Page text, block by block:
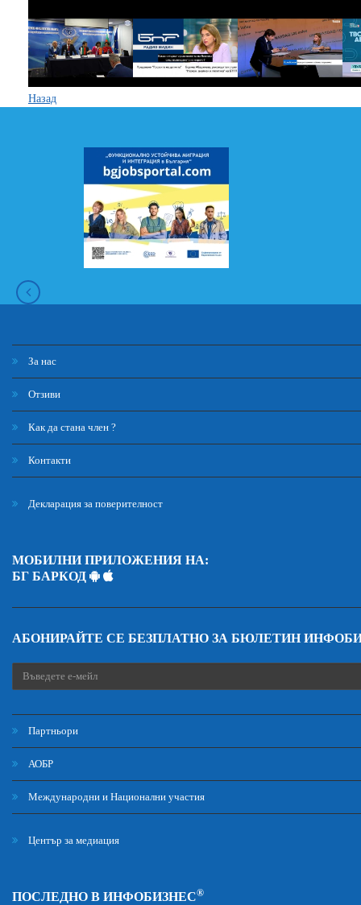
Назад
За нас
Отзиви
Как да стана член ?
Контакти
Декларация за поверителност
МОБИЛНИ ПРИЛОЖЕНИЯ НА:
БГ БАРКОД
АБОНИРАЙТЕ СЕ БЕЗПЛАТНО ЗА БЮЛЕТИН
Партньори
АОБР
Международни и Национални участия
Център за медиация
ПОСЛЕДНО В ИНФОБИЗНЕС®